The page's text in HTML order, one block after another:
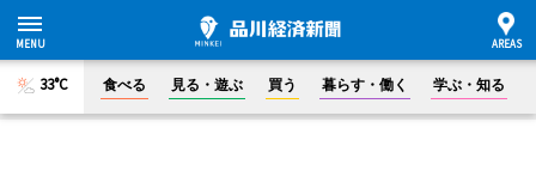
33°C 食べる 見る・遊ぶ 買う 暮らす・働く 学ぶ・知る